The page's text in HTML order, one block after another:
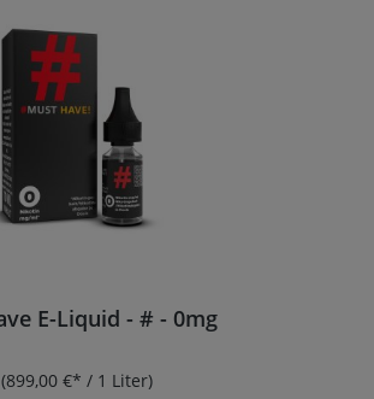
10ml Must Have E-Liquid - # - 0mg
(899,00 €* / 1 Liter)